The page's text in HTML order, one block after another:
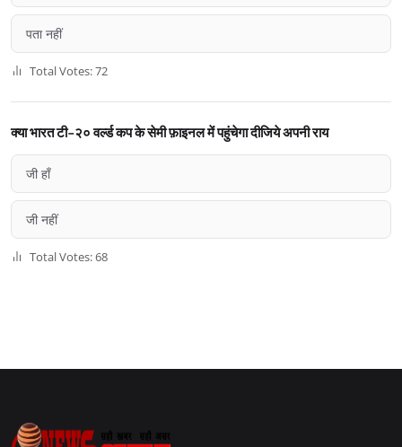
पता नहीं
Total Votes: 72
क्या भारत टी-२० वर्ल्ड कप के सेमी फ़ाइनल में पहुंचेगा दीजिये अपनी राय
जी हाँ
जी नहीं
Total Votes: 68